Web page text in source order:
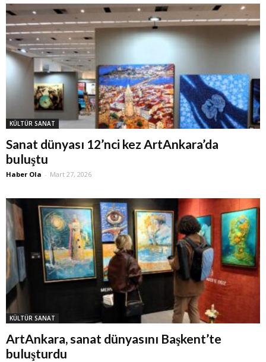
KÜLTÜR SANAT
Sanat dünyası 12’nci kez ArtAnkara’da
buluştu
Haber Ola - Mart 27, 2026
KÜLTÜR SANAT
ArtAnkara, sanat dünyasını Başkent’te
buluşturdu